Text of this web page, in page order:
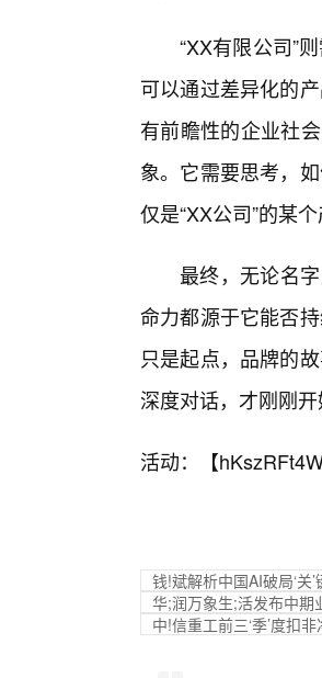
“XX有限公司”
可以通过差异化的
有前瞻性的企业社
象。它需要思考，
仅是“XX公司”的某
最终，无论名
命力都源于它能否
只是起点，品牌的
深度对话，才刚刚开
活动：【
钱!斌解析中国AI破局‘关
华;润万象生;活发布中期
中!信重工前三‘季’度扣